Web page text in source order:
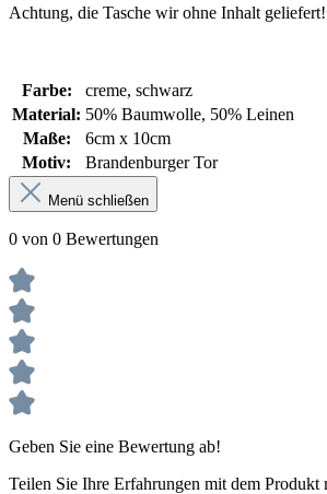
Achtung, die Tasche wir ohne Inhalt geliefert!
Farbe: creme, schwarz
Material: 50% Baumwolle, 50% Leinen
Maße:
6cm x 10cm
Motiv:
Brandenburger Tor
Menü schließen
0 von 0 Bewertungen
Geben Sie eine Bewertung ab!
Teilen Sie Ihre Erfahrungen mit dem Produkt